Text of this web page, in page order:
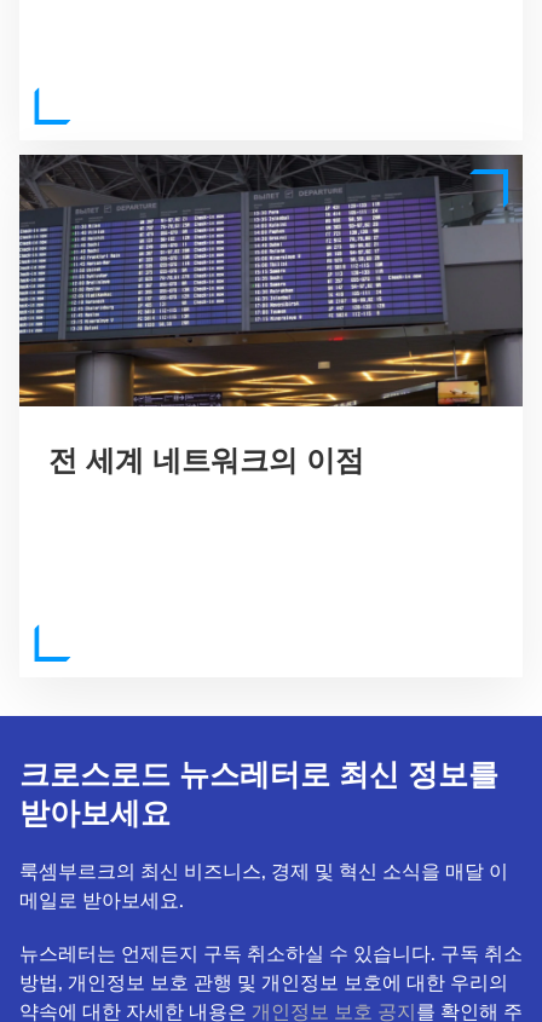
전 세계 네트워크의 이점
크로스로드 뉴스레터로 최신 정보를
받아보세요
룩셈부르크의 최신 비즈니스, 경제 및 혁신 소식을 매달 이
메일로 받아보세요.
뉴스레터는 언제든지 구독 취소하실 수 있습니다. 구독 취소
방법, 개인정보 보호 관행 및 개인정보 보호에 대한 우리의
약속에 대한 자세한 내용은 개인정보 보호 공지를 확인해 주